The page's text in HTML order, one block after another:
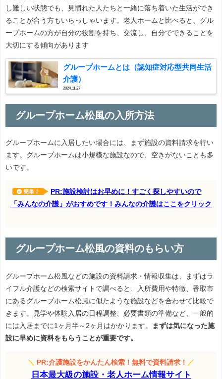
し難しい状態でも、見慣れた人たちと一緒に落ち着いた生活ができ
ることが合う方もいらっしゃいます。老人ホームと比べると、グル
ープホームの方が自分の役割を持ち、交流し、自分でできることを
大切にする傾向があります
グループホームとは（認知症対応型共同生活
介護）
2024.11.27
グループホーム松風の入所方法
グループホームに入居したい場合には、まず施設の資料請求を行い
ます。グループホームは小規模な施設なので、空きがないことも多
いです。
簡単！
PR:施設検討はお早めに！すごく探しやすいので
「みんなの介護」がおすめです！みんなの介護はここをクリック
グループホーム松風の資料のもらい方
グループホーム松風などの施設の資料請求・情報収集は、まずはラ
イフル介護などの検索サイトで調べると、入所費用や特徴、香取市
にあるグループホーム松風に似たような施設などを合わせて比較で
きます。見学や体験入居の日程調整、必要書類の準備など、一般的
には入居までに1ヶ月半～2ヶ月はかかります。
まずは気になった施
設に早めに資料をもらうことが重要です。
＼ PR:介護施設をかんたん検索！無料で資料請求！ ／
日本最大級の施設・老人ホーム情報サイト